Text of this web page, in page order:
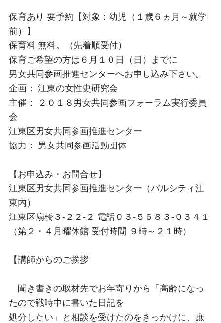
保育あり 要予約【対象：幼児（１歳６ヵ月～就学
前）】
保育料 無料。（先着順受付）
保育ご希望の方は６月１０日（日）までに
男女共同参画推進センターへお申し込み下さい。
企画： 江東の女性史研究会
主催： ２０１８男女共同参画フォーラム実行委員
会
江東区男女共同参画推進センター
協力： 男女共同参画活動団体
【お申込み・お問合せ】
江東区男女共同参画推進センター（パルシティ江
東内）
江東区扇橋３-２２-２ 電話０３-５６８３-０３４１
（第２・４月曜休館 受付時間 ９時～２１時）
【講師からのご挨拶
聞き書きの取材先でお年寄りから「高齢になっ
たので戦時中に書いた日記を
処分したい」と相談を受けたのをきっかけに、庶